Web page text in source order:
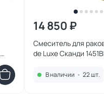
14 850 ₽
Смеситель для
de Luxe Сканди
В наличии • 22 шт.